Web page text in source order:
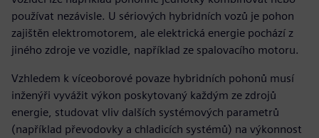
používat nezávisle. U sériových hybridních vozů je pohon
zajištěn elektromotorem, ale elektrická energie pochází z
jiného zdroje ve vozidle, například ze spalovacího motoru.
Vzhledem k víceoborové povaze hybridních pohonů musí
inženýři vyvážit výkon poskytovaný každým ze zdrojů
energie, studovat vliv dalších systémových parametrů
(například převodovky a chladicích systémů) na výkonnost